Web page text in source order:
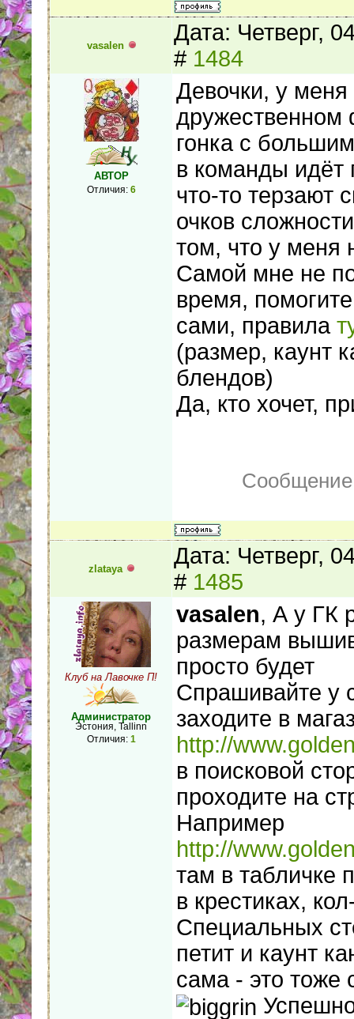
vasalen
Дата: Четверг,
# 1484
АВТОР
Отличия: 6
Девочки, у
дружественном
гонка с
в команды идёт
что-то терзают
очков
том, что у меня
Самой мне не
время,
сами, правила
(размер, каунт
блендов)
Да, кто хочет,
Сообщение
zlataya
Дата: Четверг,
# 1485
Клуб на Лавочке П!
Администратор
Эстония, Tallinn
Отличия: 1
vasalen, А у ГК
размерам
просто будет
Спрашивайте у
заходите в
http://
в поисковой
проходите на
Например
http://
там в табличке
в крестиках,
Специальных
петит и каунт
сама - это тоже